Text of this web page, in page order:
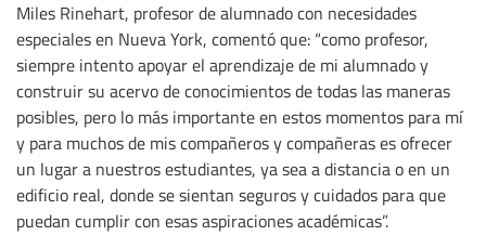
Miles Rinehart, profesor de alumnado con necesidades
especiales en Nueva York, comentó que: “como profesor,
siempre intento apoyar el aprendizaje de mi alumnado y
construir su acervo de conocimientos de todas las maneras
posibles, pero lo más importante en estos momentos para mí
y para muchos de mis compañeros y compañeras es ofrecer
un lugar a nuestros estudiantes, ya sea a distancia o en un
edificio real, donde se sientan seguros y cuidados para que
puedan cumplir con esas aspiraciones académicas”.